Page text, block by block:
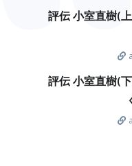
評伝 小室直樹(
評伝 小室直樹(